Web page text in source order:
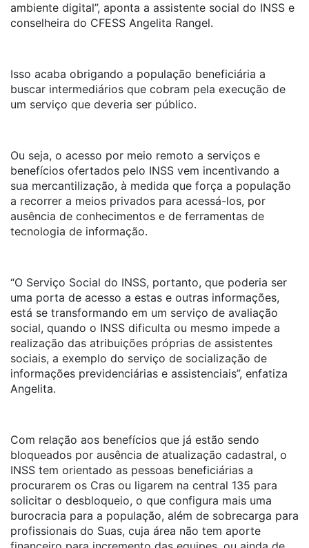
ambiente digital”, aponta a assistente social do INSS e
conselheira do CFESS Angelita Rangel.
Isso acaba obrigando a população beneficiária a
buscar intermediários que cobram pela execução de
um serviço que deveria ser público.
Ou seja, o acesso por meio remoto a serviços e
benefícios ofertados pelo INSS vem incentivando a
sua mercantilização, à medida que força a população
a recorrer a meios privados para acessá-los, por
ausência de conhecimentos e de ferramentas de
tecnologia de informação.
“O Serviço Social do INSS, portanto, que poderia ser
uma porta de acesso a estas e outras informações,
está se transformando em um serviço de avaliação
social, quando o INSS dificulta ou mesmo impede a
realização das atribuições próprias de assistentes
sociais, a exemplo do serviço de socialização de
informações previdenciárias e assistenciais”, enfatiza
Angelita.
Com relação aos benefícios que já estão sendo
bloqueados por ausência de atualização cadastral, o
INSS tem orientado as pessoas beneficiárias a
procurarem os Cras ou ligarem na central 135 para
solicitar o desbloqueio, o que configura mais uma
burocracia para a população, além de sobrecarga para
profissionais do Suas, cuja área não tem aporte